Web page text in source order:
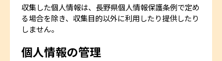
収集した個人情報は、長野県個人情報保護条例で定め
る場合を除き、収集目的以外に利用したり提供したり
しません。
個人情報の管理